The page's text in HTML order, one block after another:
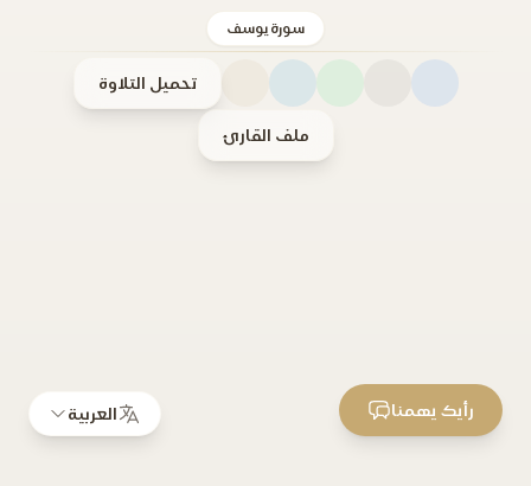
سورة يوسف
تحميل التلاوة
ملف القارئ
العربية رأيك يهمنا